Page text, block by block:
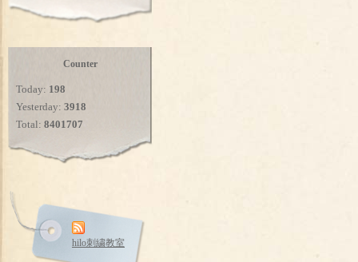
Counter
Today: 198
Yesterday: 3918
Total: 8401707
hilo刺繍教室